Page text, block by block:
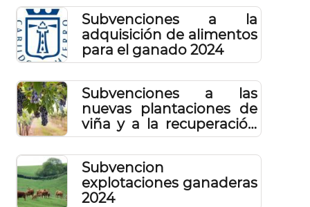
Subvenciones a la
adquisición de alimentos
para el ganado 2024
Subvenciones a las
nuevas plantaciones de
viña y a la recuperación
potencias productivo de
parcelas vitícolas.
Campaña 2023
Subvencion
explotaciones ganaderas
2024